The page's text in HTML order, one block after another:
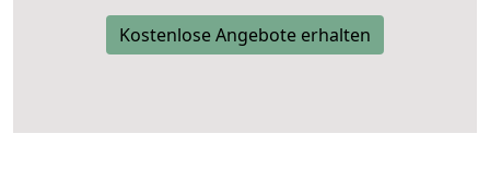
Kostenlose Angebote erhalten